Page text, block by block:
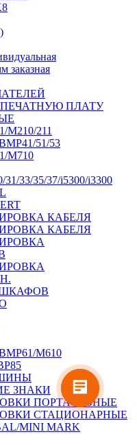
заказная
ПЛАТУ
211
51/53
M710
33/35/37/i5300/i3300
КАБЕЛЯ
КАБЕЛЯ
M610
ЗНАКИ
ПОРТАТИВНЫЕ
СТАЦИОНАРНЫЕ
MINI MARK